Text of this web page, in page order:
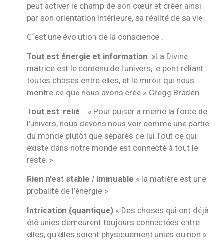
peut activer le champ de son cœur et créer ainsi
par son orientation intérieure, sa réalité de sa vie.
C´est une évolution de la conscience .
Tout est énergie et information . »La Divine
matrice est le contenu de l’univers, le pont reliant
toutes choses entre elles, et le miroir qui nous
montre ce que nous avons créé » Gregg Braden.
Tout est relié :. « Pour puiser à même la force de
l’univers, nous devons nous voir comme une partie
du monde plutôt que séparés de lui.Tout ce qui
existe dans notre monde est connecté à tout le
reste. »
Rien n’est stable / immuable « la matière est une
probalité de l’énergie »
Intrication (quantique) « Des choses qui ont déjà
été unies demeurent toujours connectées entre
elles, qu’elles soient physiquement unies ou non »